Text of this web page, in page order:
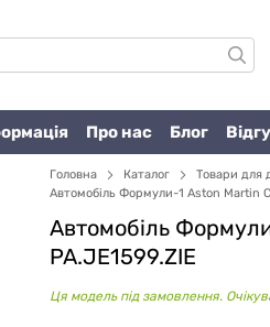
Про нас Блог
Головна Каталог Товари для
Автомобіль Формули-1 Aston Martin
Автомобіль
PA.JE1599.ZIE
Ця модель під замовлення.